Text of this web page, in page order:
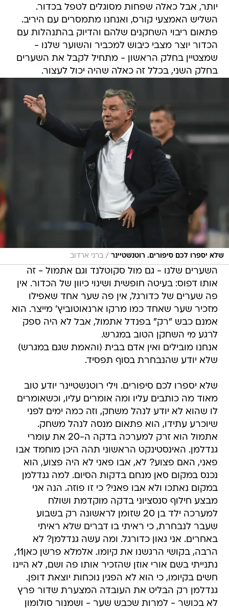
יותר, אבל כאלה שפחות מסוגלים לטפל בכדור.
השליש האמצעי קורס, ואנחנו מתמסרים עם היריב.
פתאום ריבוי השחקנים שלהם והדיוק בהתנהלות עם
הכדור יוצר מצבי כיבוש למכביר והשוער שלנו -
שמצטיין בחלק הראשון - מתחיל לקבל את השערים
בחלק השני, בכלל זה כאלה שהיה יכול לעצור.
שלא יספרו לכם סיפורים. רוטנשטיינר / ברני ארדוב
השערים שלנו - גם מול סקוטלנד וגם אתמול - זה
אותו דפוס: בעיטה חופשית ושינוי כיוון של הכדור. אין
פה שערים של כדורגל, אין פה שער אחד שאפילו
מזכיר שער שאחד כמו מרקו ארנאוטוביץ' מייצר. הוא
אמנם כבש "רק" בפנדל אתמול, אבל לא היה ספק
לרגע מי השחקן הטוב במגרש.
אנחנו מובילים ואין אדם בבית (והאמת שגם במגרש)
שלא יודע שהנבחרת בסוף תפסיד.
שלא יספרו לכם סיפורים. וילי רוטנשטיינר יודע טוב
מאוד מה כותבים עליו ומה אומרים עליו, וכשאומרים
לו שהוא לא יודע לנהל משחק, וזה כמה ימים לפני
שיוכרע עתידו, הוא פתאום מנסה לנהל משחק.
אתמול הוא זרק למערכה בדקה ה-20 את עומרי
גנדלמן. האינסטינקט הראשוני תהה היכן מוחמד אבו
פאני, האם פצוע? לא, אבו פאני לא היה פצוע, הוא
נכנס במקום סאן מנחם בדקות הסיום. למה גנדלמן
במקום נאתכו ולא אבו פאני? כי זו פוזה. הנה אני
מבצע חילוף סנסציוני בדקה מוקדמת ושולח
למערכה ילד בן 20 שזומן לראשונה רק בשבוע
שעבר לנבחרת, כי ראיתי בו דברים שלא ראיתי
באחרים. אני גאון כדורגל. ומה עשה גנדלמן? לא
הרבה, בקושי הרגשנו את קיומו. אלמלא פרשן כאן11,
נתנייתי בשם אורי אוזן שהזכיר אותו פה ושם, לא היינו
חשים בקיומו, כי הוא לא הפגין נוכחות יוצאת דופן.
גנדלמן רק הבליט את העובדה המצערת שדור פרץ
לא בכושר - למרות שכבש שער - ושמנור סולומון